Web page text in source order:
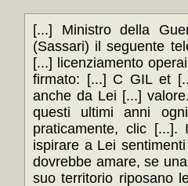
[...] Ministro della
(Sassari) il seguente
[...] licenziamento
firmato: [...] C GIL et
anche da Lei [...]
questi ultimi anni
praticamente, clic
ispirare a Lei
dovrebbe amare, se
suo territorio riposano